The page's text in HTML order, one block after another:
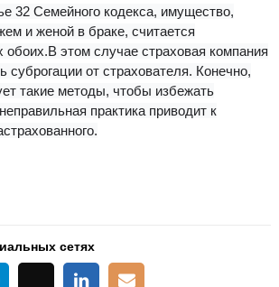
32 Семейного кодекса, имущество,
и женой в браке, считается
обоих.В этом случае страховая компания
суброгации от страхователя. Конечно,
такие методы, чтобы избежать
практика приводит к
сетях